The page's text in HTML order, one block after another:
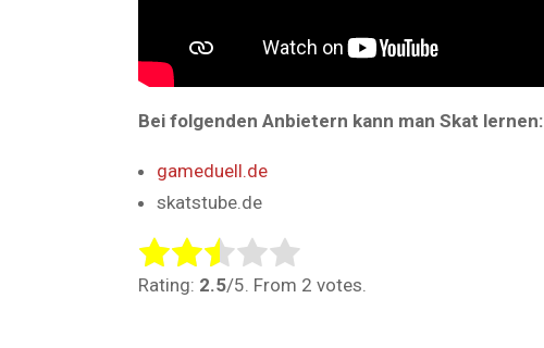
Bei folgenden Anbietern kann man Skat lernen:
gameduell.de
skatstube.de
Rate this item:
Submit Rating
Rating: 2.5/5. From 2 votes.